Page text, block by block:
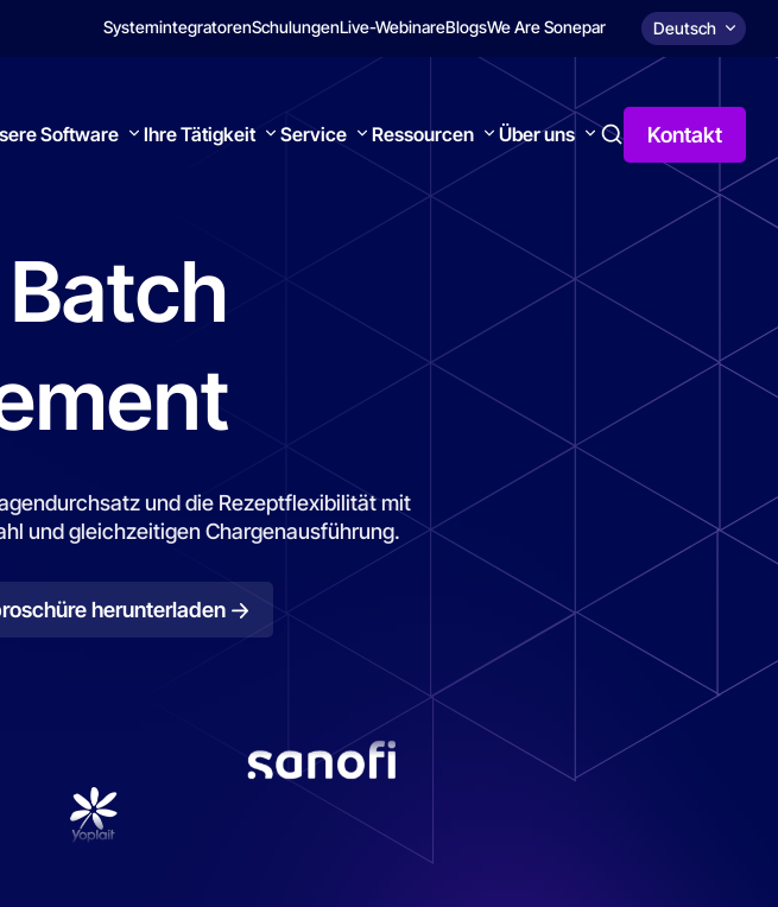
SystemintegratorenSchulungenLive-WebinareBlogsWe Are Sonepar Deutsch
Software Ihre Tätigkeit Service Ressourcen Über uns Kontakt
Batch
und die Rezeptflexibilität mit
und gleichzeitigen Chargenausführung.
herunterladen